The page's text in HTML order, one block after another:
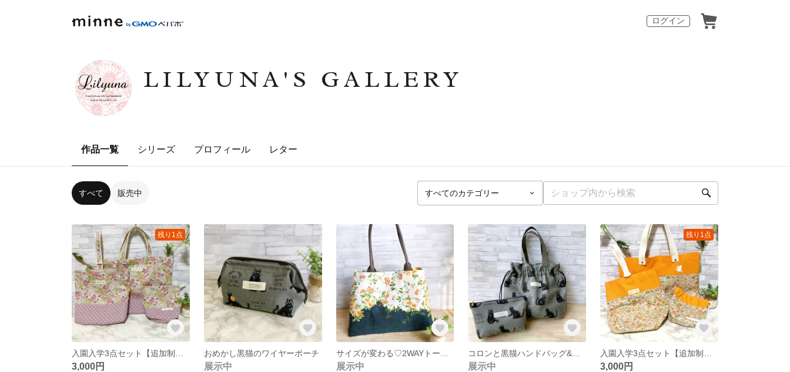
ログイン
LILYUNA'S GALLERY
作品一覧 シリーズ プロフィール レター
すべて 販売中
残り1点
3,000円
おめかし黒猫のワイヤーポーチ
展示中 展示中 展示中
残り1点
3,000円